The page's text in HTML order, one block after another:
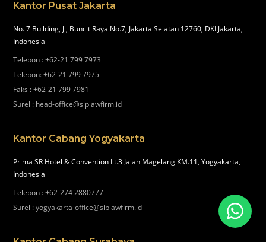
Kantor Pusat Jakarta
No. 7 Building, Jl, Buncit Raya No.7, Jakarta Selatan 12760, DKI Jakarta,
Indonesia
Telepon :+62-21 799 7973
Telepon:+62-21 799 7975
Faks :+62-21 799 7981
Surel : head-office@siplawfirm.id
Kantor Cabang Yogyakarta
Prima SR Hotel & Convention Lt.3 Jalan Magelang KM.11, Yogyakarta,
Indonesia
Telepon :+62-274 2880777
Surel :yogyakarta-office@siplawfirm.id